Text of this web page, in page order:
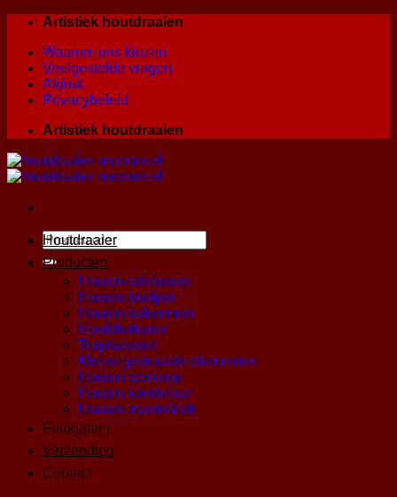
Skip
content
Artistiek houtdraaien
Waarom ons kiezen
Veelgestelde vragen
Afdruk
Privacybeleid
Artistiek houtdraaien
Zoeken
naar:
Houtdraaier
Producten
Houten tafelpoten
Houten boolpot
Houten kolommen
Hoofdbaluster
Trapbaluster
Kleine gedraaide elementen
Houten sierknop
Houten kandelaar
Houten mantelklok
Fotogalerij
Verzending
Contact